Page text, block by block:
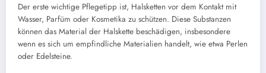
Der erste wichtige Pflegetipp ist, Halsketten vor dem Kontakt mit
Wasser, Parfüm oder Kosmetika zu schützen. Diese Substanzen
können das Material der Halskette beschädigen, insbesondere
wenn es sich um empfindliche Materialien handelt, wie etwa Perlen
oder Edelsteine.